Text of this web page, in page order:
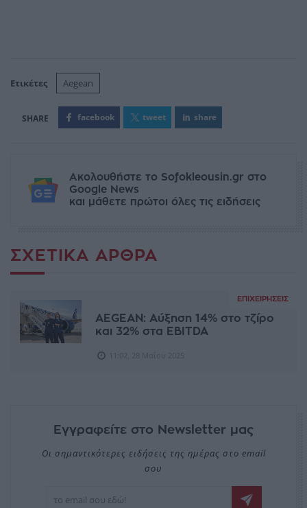
Ετικέτες Aegean
facebook tweet share
Ακολουθήστε το Sofokleousin.gr στο
Google News
και μάθετε πρώτοι όλες τις ειδήσεις
ΣΧΕΤΙΚΆ ΆΡΘΡΑ
ΕΠΙΧΕΙΡΉΣΕΙΣ
AEGEAN: Αύξηση 14% στο τζίρο
και 32% στα EBITDA
Εγγραφείτε στο Newsletter μας
Οι σημαντικότερες ειδήσεις της ημέρας στο email
σου